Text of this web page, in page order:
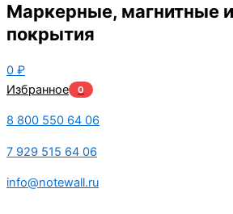
Маркерные, магнитные
покрытия
0 ₽
Избранное
0
8 800 550 64 06
7 929 515 64 06
info@notewall.ru